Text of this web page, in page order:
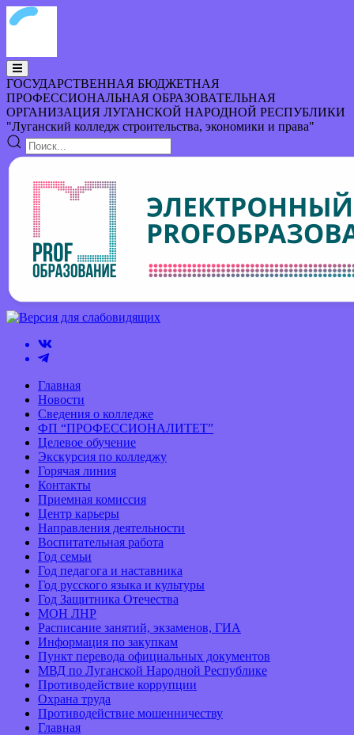
ГОСУДАРСТВЕННАЯ БЮДЖЕТНАЯ
ПРОФЕССИОНАЛЬНАЯ ОБРАЗОВАТЕЛЬНАЯ
ОРГАНИЗАЦИЯ ЛУГАНСКОЙ НАРОДНОЙ РЕСПУБЛИКИ
"Луганский колледж строительства, экономики и права"
Главная
Новости
Сведения о колледже
ФП “ПРОФЕССИОНАЛИТЕТ”
Целевое обучение
Экскурсия по колледжу
Горячая линия
Контакты
Приемная комиссия
Центр карьеры
Направления деятельности
Воспитательная работа
Год семьи
Год педагога и наставника
Год русского языка и культуры
Год Защитника Отечества
МОН ЛНР
Расписание занятий, экзаменов, ГИА
Информация по закупкам
Пункт перевода официальных документов
МВД по Луганской Народной Республике
Противодействие коррупции
Охрана труда
Противодействие мошенничеству
Главная